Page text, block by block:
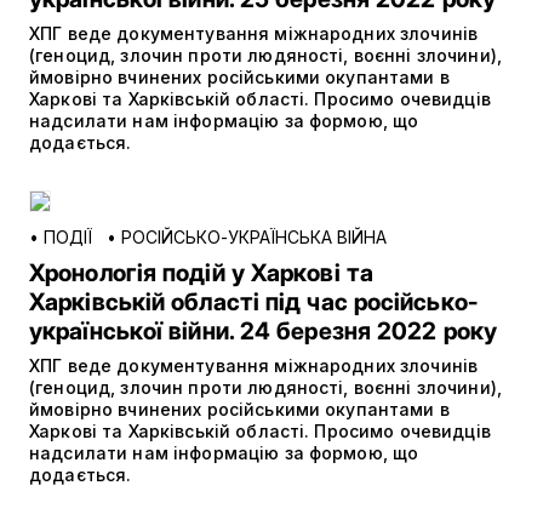
ХПГ веде документування міжнародних злочинів
(геноцид, злочин проти людяності, воєнні злочини),
ймовірно вчинених російськими окупантами в
Харкові та Харківській області. Просимо очевидців
надсилати нам інформацію за формою, що
додається.
• ПОДІЇ • РОСІЙСЬКО-УКРАЇНСЬКА ВІЙНА
Хронологія подій у Харкові та
Харківській області під час російсько-
української війни. 24 березня 2022 року
ХПГ веде документування міжнародних злочинів
(геноцид, злочин проти людяності, воєнні злочини),
ймовірно вчинених російськими окупантами в
Харкові та Харківській області. Просимо очевидців
надсилати нам інформацію за формою, що
додається.